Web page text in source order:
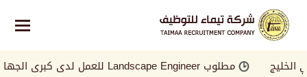
مطلوب Landscape Engineer للعمل لدى كبرى الجهات في الخليج